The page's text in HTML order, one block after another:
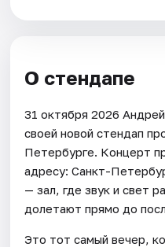
О стендапе
31 октября 2026
своей новой стендап
Петербурге. Концерт
адресу: Санкт-
— зал, где звук и свет
долетают прямо до
Это тот самый вечер,